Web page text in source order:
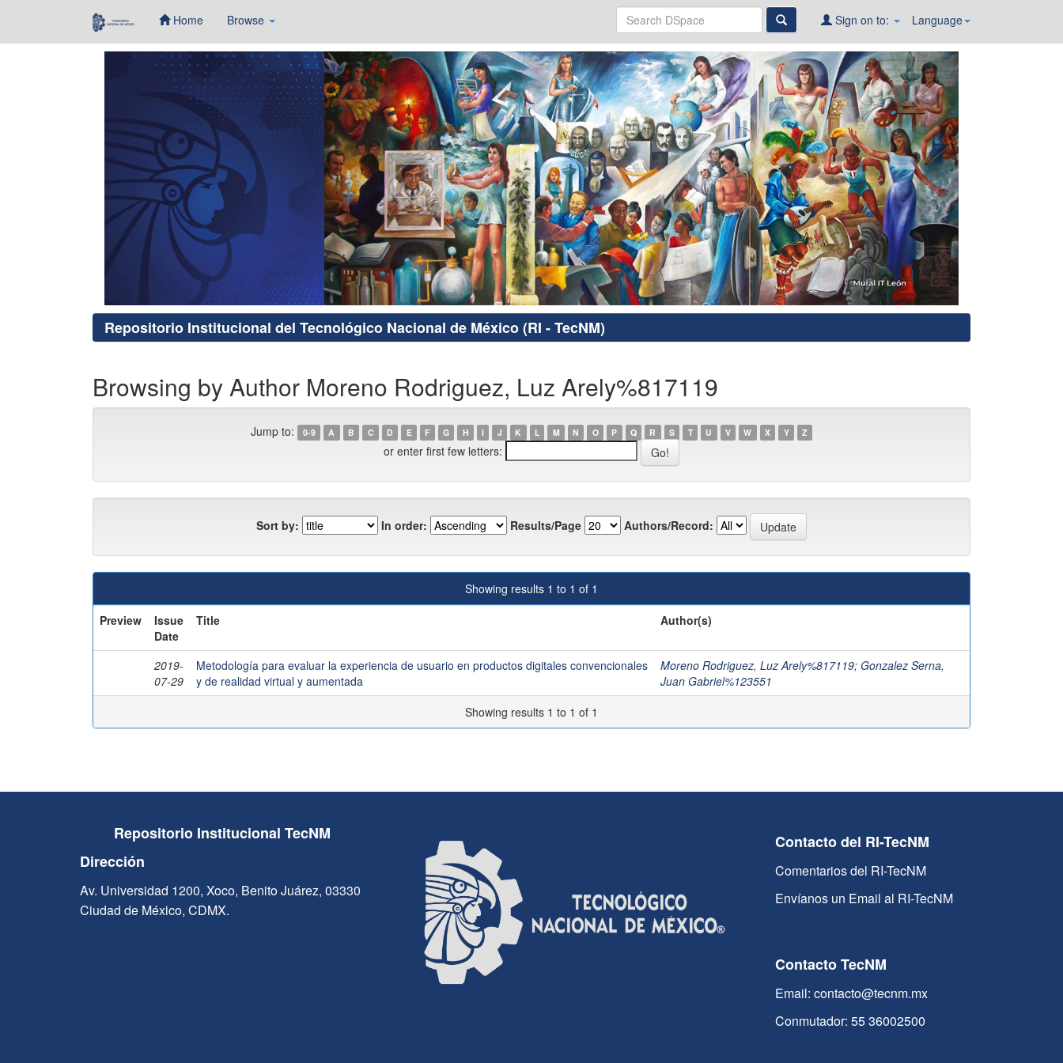
Home Browse Language
Sign on to:
Repositorio Institucional del Tecnológico Nacional de México (RI - TecNM)
Browsing by Author Moreno Rodriguez, Luz Arely%817119
Jump to: 0-9 A B C D E F G H I J K L M N O P Q R S T U V W X Y Z
or enter first few letters:
Sort by: In order: Results/Page Authors/Record:
Showing results 1 to 1 of 1
Preview
Issue
Date
Title Author(s)
2019-
07-29
Metodología para evaluar la experiencia de usuario en productos digitales convencionales
y de realidad virtual y aumentada
Moreno Rodriguez, Luz Arely%817119; Gonzalez Serna,
Juan Gabriel%123551
Showing results 1 to 1 of 1
Repositorio Institucional TecNM
Dirección
Av. Universidad 1200, Xoco, Benito Juárez, 03330
Ciudad de México, CDMX.
Contacto del RI-TecNM
Comentarios del RI-TecNM
Envíanos un Email al RI-TecNM
Contacto TecNM
Email: contacto@tecnm.mx
Conmutador: 55 36002500